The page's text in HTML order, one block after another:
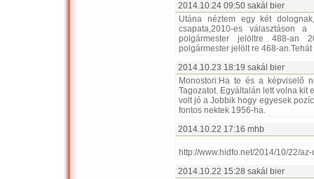
2014.10.24 09:50 sakál bier
Utána néztem egy két
csapata,2010-es választáson
polgármester jelöltre 488-an
polgármester jelölt re 468-
2014.10.23 18:19 sakál bier
Monostori:Ha te és a képviselõ
Tagozatot. Egyáltalán lett volna kit
volt jó a Jobbik hogy egyesek
fontos nektek 1956-ha.
2014.10.22 17:16 mhb
http://www.hidfo.net/2014/10/22/
2014.10.22 15:28 sakál bier